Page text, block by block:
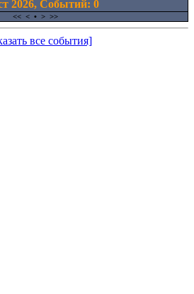
2026, Cобытий: 0
<< < • > >>
все события]